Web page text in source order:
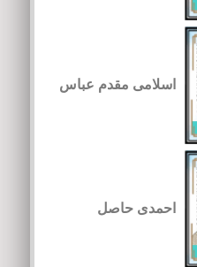
اسلامی مقدم عباس
احمدی حاصل